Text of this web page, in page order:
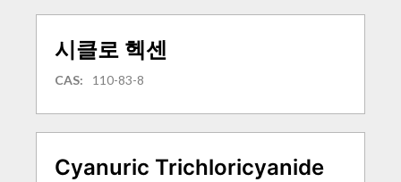
시클로 헥센
CAS: 110-83-8
Cyanuric Trichloricyanide